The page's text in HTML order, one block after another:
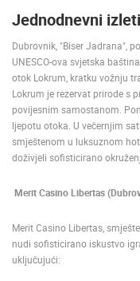
TERMS OF
PRIVACY
POLICY
BANERI
Jednodnevni
Dubrovnik, "Biser Jadrana",
UNESCO-ova svjetska
otok Lokrum, kratku vožnju
Lokrum je rezervat prirode s
povijesnim samostanom.
ljepotu otoka. U večernjim
smještenom u luksuznom
doživjeli sofisticirano
Merit Casino Libertas
Merit Casino Libertas,
nudi sofisticirano iskustvo
uključujući: